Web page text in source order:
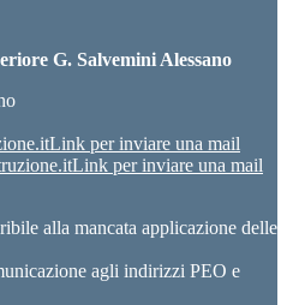
G. Salvemini Alessano
Link per inviare una mail
Link per inviare una mail
alla mancata applicazione delle
agli indirizzi PEO e